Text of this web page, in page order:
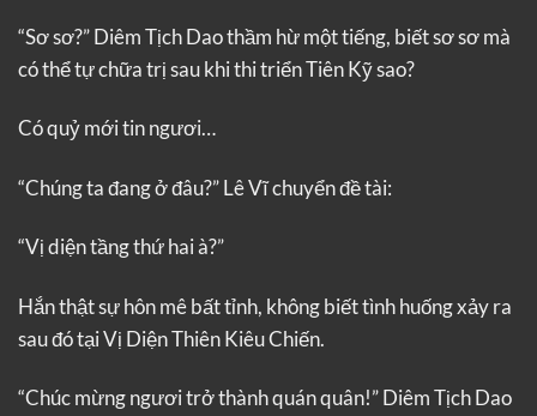
“Sơ sơ?” Diêm Tịch Dao thầm hừ một tiếng, biết sơ sơ mà
có thể tự chữa trị sau khi thi triển Tiên Kỹ sao?
Có quỷ mới tin ngươi…
“Chúng ta đang ở đâu?” Lê Vĩ chuyển đề tài:
“Vị diện tầng thứ hai à?”
Hắn thật sự hôn mê bất tỉnh, không biết tình huống xảy ra
sau đó tại Vị Diện Thiên Kiêu Chiến.
“Chúc mừng ngươi trở thành quán quân!” Diêm Tịch Dao